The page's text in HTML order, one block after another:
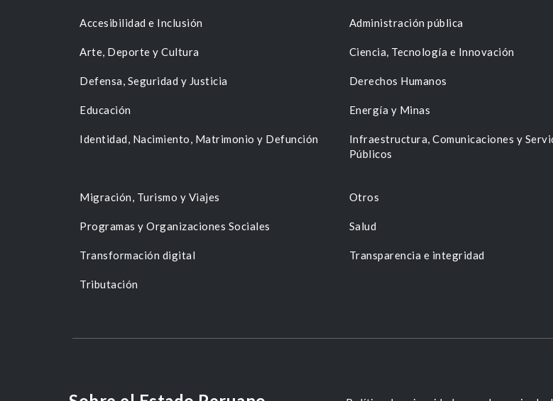
Accesibilidad e Inclusión Administración pública
Arte, Deporte y Cultura Ciencia, Tecnología e Innovación
Defensa, Seguridad y Justicia Derechos Humanos
Educación Energía y Minas
Identidad, Nacimiento, Matrimonio y Defunción
Infraestructura, Comunicaciones y
Públicos
Migración, Turismo y Viajes Otros
Programas y Organizaciones Sociales Salud
Transformación digital Transparencia e integridad
Tributación